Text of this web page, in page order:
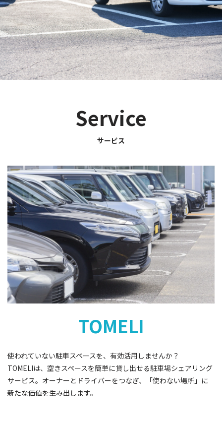
Service
サービス
TOMELI
使われていない駐車スペースを、有効活用しませんか？
TOMELIは、空きスペースを簡単に貸し出せる駐車場シェアリング
サービス。オーナーとドライバーをつなぎ、「使わない場所」に
新たな価値を生み出します。